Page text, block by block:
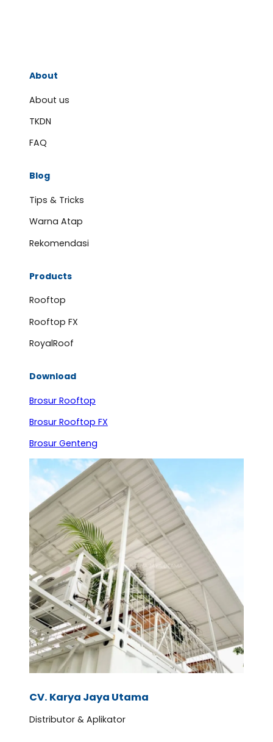
About
About us
TKDN
FAQ
Blog
Tips & Tricks
Warna Atap
Rekomendasi
Products
Rooftop
Rooftop FX
RoyalRoof
Download
Brosur Rooftop
Brosur Rooftop FX
Brosur Genteng
CV. Karya Jaya Utama
Distributor & Aplikator